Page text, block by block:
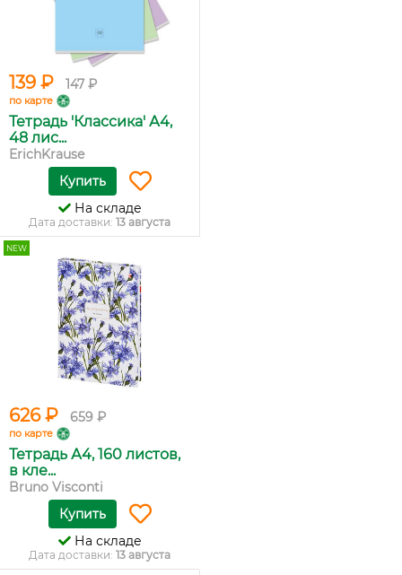
139 ₽ 147 ₽
по карте
Тетрадь 'Классика' А4,
48 лис...
ErichKrause
Купить
На складе
Дата доставки: 13 августа
NEW
626 ₽ 659 ₽
по карте
Тетрадь А4, 160 листов,
в кле...
Bruno Visconti
Купить
На складе
Дата доставки: 13 августа